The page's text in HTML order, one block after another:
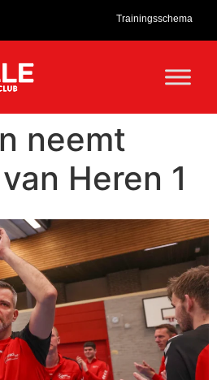
Trainingsschema
neemt
Heren 1